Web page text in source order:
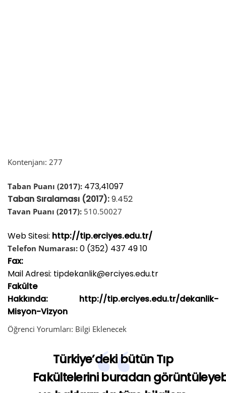
Kontenjanı: 277
Taban Puanı (2017): 473,41097
Taban Sıralaması (2017):9.452
Tavan Puanı (2017): 510.50027
Web Sitesi: http://tip.erciyes.edu.tr/
Telefon Numarası: 0 (352) 437 49 10
Fax:
Mail Adresi: tipdekanlik@erciyes.edu.tr
Fakülte
Hakkında:
http://tip.erciyes.edu.tr/dekanlik-
Misyon-Vizyon
Öğrenci Yorumları: Bilgi Eklenecek
Türkiye’deki bütün Tıp
Fakülteleriniburadan